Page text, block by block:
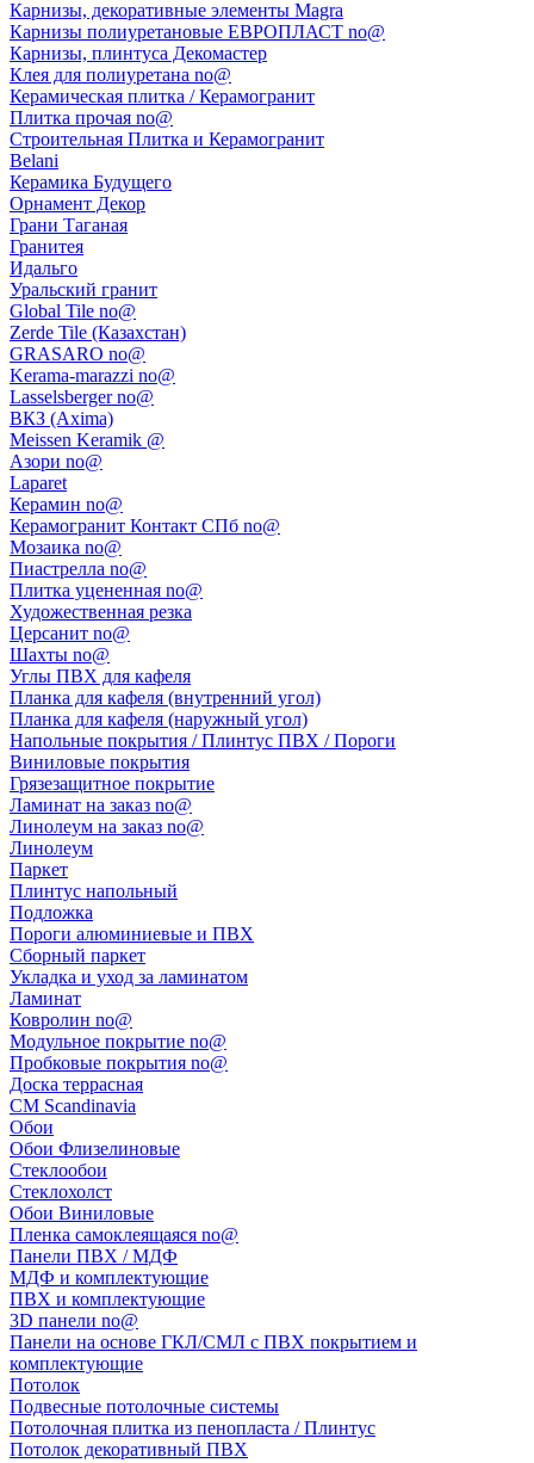
Карнизы, декоративные элементы Magra
Карнизы полиуретановые ЕВРОПЛАСТ no@
Карнизы, плинтуса Декомастер
Клея для полиуретана no@
Керамическая плитка / Керамогранит
Плитка прочая no@
Строительная Плитка и Керамогранит
Belani
Керамика Будущего
Орнамент Декор
Грани Таганая
Гранитея
Идальго
Уральский гранит
Global Tile no@
Zerde Tile (Казахстан)
GRASARO no@
Kerama-marazzi no@
Lasselsberger no@
ВКЗ (Axima)
Meissen Keramik @
Азори no@
Laparet
Керамин no@
Керамогранит Контакт СПб no@
Мозаика no@
Пиастрелла no@
Плитка уцененная no@
Художественная резка
Церсанит no@
Шахты no@
Углы ПВХ для кафеля
Планка для кафеля (внутренний угол)
Планка для кафеля (наружный угол)
Напольные покрытия / Плинтус ПВХ / Пороги
Виниловые покрытия
Грязезащитное покрытие
Ламинат на заказ no@
Линолеум на заказ no@
Линолеум
Паркет
Плинтус напольный
Подложка
Пороги алюминиевые и ПВХ
Сборный паркет
Укладка и уход за ламинатом
Ламинат
Ковролин no@
Модульное покрытие no@
Пробковые покрытия no@
Доска террасная
CM Scandinavia
Обои
Обои Флизелиновые
Стеклообои
Стеклохолст
Обои Виниловые
Пленка самоклеящаяся no@
Панели ПВХ / МДФ
МДФ и комплектующие
ПВХ и комплектующие
3D панели no@
Панели на основе ГКЛ/СМЛ с ПВХ покрытием и
комплектующие
Потолок
Подвесные потолочные системы
Потолочная плитка из пенопласта / Плинтус
Потолок декоративный ПВХ